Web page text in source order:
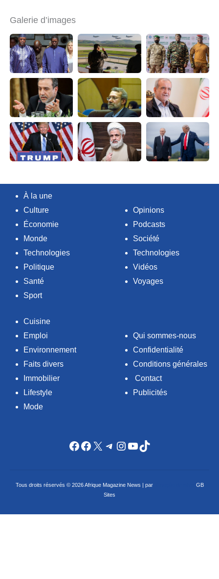
Galerie d’images
À la une
Culture
Économie
Monde
Technologies
Politique
Santé
Sport
Opinions
Podcasts
Société
Technologies
Vidéos
Voyages
Cuisine
Emploi
Environnement
Faits divers
Immobilier
Lifestyle
Mode
Qui sommes-nous
Confidentialité
Conditions générales
Contact
Publicités
Facebook
Facebook
X Telegram
Instagram
YouTube
TikTok
Tous droits réservés © 2026 Afrique Magazine News | par
GB
Sites